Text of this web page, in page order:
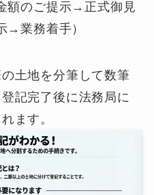
額のご提示→正式御見
→業務着手）
土地を分筆して数筆
記完了後に法務局に
ます。